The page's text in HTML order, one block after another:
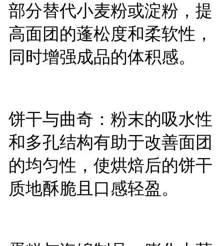
部分替代小麦粉或淀粉，提
高面团的蓬松度和柔软性，
同时增强成品的体积感。
饼干与曲奇：粉末的吸水性
和多孔结构有助于改善面团
的均匀性，使烘焙后的饼干
质地酥脆且口感轻盈。